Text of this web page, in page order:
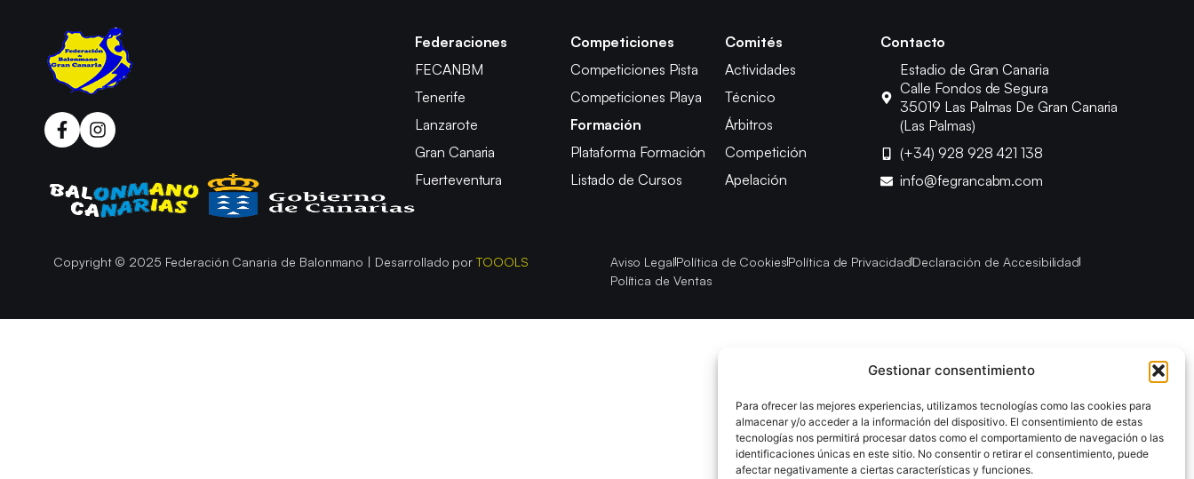
Gestionar consentimiento
Para ofrecer las mejores experiencias, utilizamos tecnologías como las cookies para
almacenar y/o acceder a la información del dispositivo. El consentimiento de estas
tecnologías nos permitirá procesar datos como el comportamiento de navegación o las
identificaciones únicas en este sitio. No consentir o retirar el consentimiento, puede
afectar negativamente a ciertas características y funciones.
Federaciones
FECANBM
Tenerife
Lanzarote
Gran Canaria
Fuerteventura
Competiciones
Competiciones Pista
Competiciones Playa
Formación
Plataforma Formación
Listado de Cursos
Comités
Actividades
Técnico
Árbitros
Competición
Apelación
Contacto
Estadio de Gran Canaria
Calle Fondos de Segura
35019 Las Palmas De Gran Canaria
(Las Palmas)
(+34) 928 928 421 138
info@fegrancabm.com
Copyright © 2025 Federación Canaria de Balonmano | Desarrollado porTOOOLS Aviso LegalPolítica de CookiesPolítica de PrivacidadDeclaración de Accesibilidad
Política de Ventas